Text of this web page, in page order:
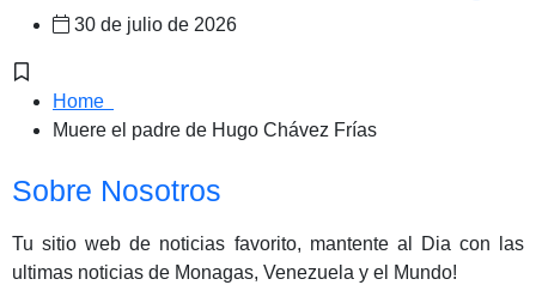
30 de julio de 2026
Home
Muere el padre de Hugo Chávez Frías
Sobre Nosotros
Tu sitio web de noticias favorito, mantente al Dia con las
ultimas noticias de Monagas, Venezuela y el Mundo!